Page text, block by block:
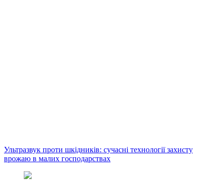
Ультразвук проти шкідників: сучасні технології захисту
врожаю в малих господарствах